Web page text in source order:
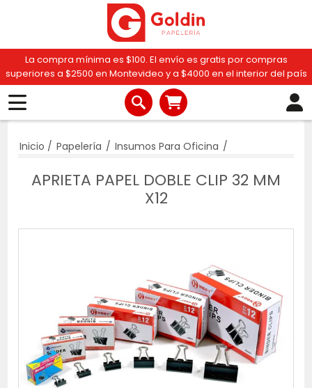
La compra mínima es $100. El envío es gratis por compras
superiores a $2500 en Montevideo y a $4000 en el interior del país
Inicio / Papelería / Insumos Para Oficina /
APRIETA PAPEL DOBLE CLIP 32 MM
X12